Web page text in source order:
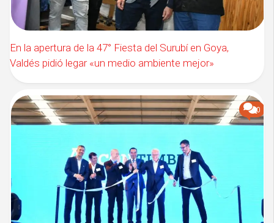
En la apertura de la 47° Fiesta del Surubí en Goya,
Valdés pidió legar «un medio ambiente mejor»
0